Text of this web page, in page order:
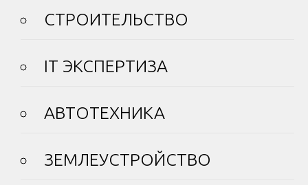
СТРОИТЕЛЬСТВО
IT ЭКСПЕРТИЗА
АВТОТЕХНИКА
ЗЕМЛЕУСТРОЙСТВО